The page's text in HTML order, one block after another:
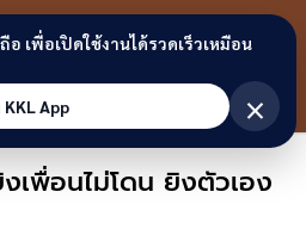
ขอนแก่น
ลิงก์
เพื่อนไม่โดน ยิงตัวเอง
อ เพื่อเปิดใช้งานได้รวดเร็วเหมือน
App
×